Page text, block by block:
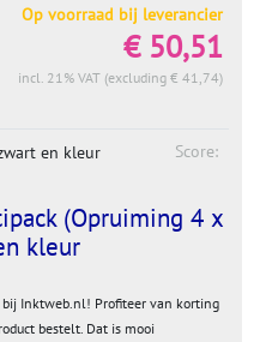
Op voorraad bij leverancier
€ 50,51
incl. 21% VAT (excluding € 41,74)
Score:
(Opruiming 4 x
kleur
bij Inktweb.nl! Profiteer van korting
bestelt. Dat is mooi